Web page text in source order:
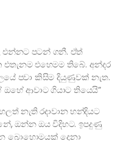
එන්නට පටන් ගනී. ඒත්
එහෙමම තිබේ. අන්දර
පවා කිසිම දියුණුවක් නැත.
ආවාට ගියාට තියෙයි”
නැති රදාවාන හන්දියට
ඔන්න ඔය විදිහට. ඉපදුණු
බොහොමයක් දෙනා